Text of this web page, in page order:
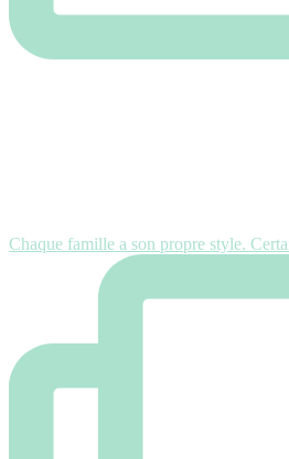
Chaque famille a son propre style.